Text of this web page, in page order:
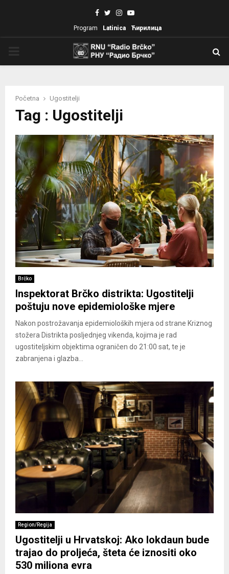
Facebook
TwitterInstagram
Youtube
Program Latinica Ћирилица
Početna Ugostitelji
Tag : Ugostitelji
Brčko
Inspektorat Brčko distrikta: Ugostitelji
poštuju nove epidemiološke mjere
Nakon postrožavanja epidemioloških mjera od strane Kriznog
stožera Distrikta posljednjeg vikenda, kojima je rad
ugostiteljskim objektima ograničen do 21:00 sat, te je
zabranjena i glazba...
Region/Regija
Ugostitelji u Hrvatskoj: Ako lokdaun bude
trajao do proljeća, šteta će iznositi oko
530 miliona evra